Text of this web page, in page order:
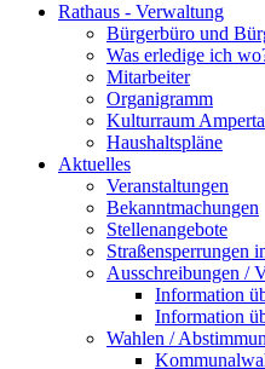
Rathaus - Verwaltung
Bürgerbüro und
Was erledige ich
Mitarbeiter
Organigramm
Kulturraum
Haushaltspläne
Aktuelles
Veranstaltungen
Bekanntmachungen
Stellenangebote
Straßensperrungen
Ausschreibungen /
Information
Information
Wahlen /